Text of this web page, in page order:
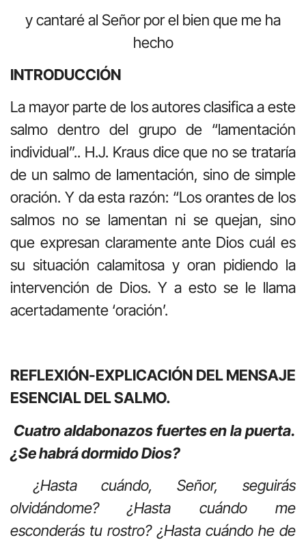
y cantaré al Señor por el bien que me ha
hecho
INTRODUCCIÓN
La mayor parte de los autores clasifica a este
salmo dentro del grupo de “lamentación
individual”.. H.J. Kraus dice que no se trataría
de un salmo de lamentación, sino de simple
oración. Y da esta razón: “Los orantes de los
salmos no se lamentan ni se quejan, sino
que expresan claramente ante Dios cuál es
su situación calamitosa y oran pidiendo la
intervención de Dios. Y a esto se le llama
acertadamente ‘oración’.
REFLEXIÓN-EXPLICACIÓN DEL MENSAJE
ESENCIAL DEL SALMO.
Cuatro aldabonazos fuertes en la puerta.
¿Se habrá dormido Dios?
¿Hasta cuándo, Señor, seguirás
olvidándome? ¿Hasta cuándo me
esconderás tu rostro? ¿Hasta cuándo he de